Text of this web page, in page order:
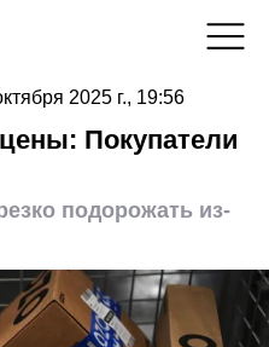
2025 г., 19:56
Покупатели
подорожать из-